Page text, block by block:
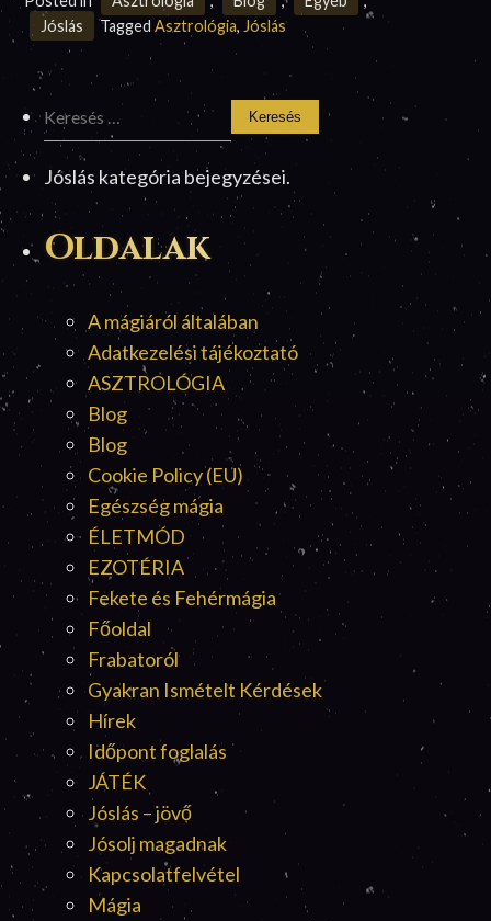
Jóslás
TaggedAsztrológia, Jóslás
Keresés:
Jóslás kategória bejegyzései.
Oldalak
A mágiáról általában
Adatkezelési tájékoztató
ASZTROLÓGIA
Blog
Blog
Cookie Policy (EU)
Egészség mágia
ÉLETMÓD
EZOTÉRIA
Fekete és Fehérmágia
Főoldal
Frabatoról
Gyakran Ismételt Kérdések
Hírek
Időpont foglalás
JÁTÉK
Jóslás – jövő
Jósolj magadnak
Kapcsolatfelvétel
Mágia